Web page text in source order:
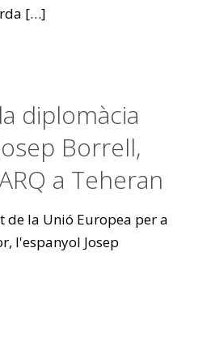
[…]
diplomàcia
Borrell,
a Teheran
de la Unió Europea per a
l'espanyol Josep